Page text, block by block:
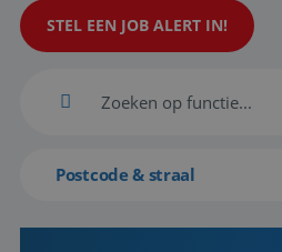
STEL EEN JOB ALERT IN!
Postcode & straal